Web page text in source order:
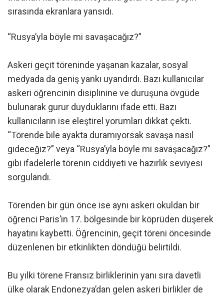
sırasında ekranlara yansıdı.
“Rusya’yla böyle mi savaşacağız?”
Askeri geçit töreninde yaşanan kazalar, sosyal
medyada da geniş yankı uyandırdı. Bazı kullanıcılar
askeri öğrencinin disiplinine ve duruşuna övgüde
bulunarak gurur duyduklarını ifade etti. Bazı
kullanıcıların ise eleştirel yorumları dikkat çekti.
“Törende bile ayakta duramıyorsak savaşa nasıl
gideceğiz?” veya “Rusya’yla böyle mi savaşacağız?”
gibi ifadelerle törenin ciddiyeti ve hazırlık seviyesi
sorgulandı.
Törenden bir gün önce ise aynı askeri okuldan bir
öğrenci Paris’in 17. bölgesinde bir köprüden düşerek
hayatını kaybetti. Öğrencinin, geçit töreni öncesinde
düzenlenen bir etkinlikten döndüğü belirtildi.
Bu yılki törene Fransız birliklerinin yanı sıra davetli
ülke olarak Endonezya’dan gelen askeri birlikler de